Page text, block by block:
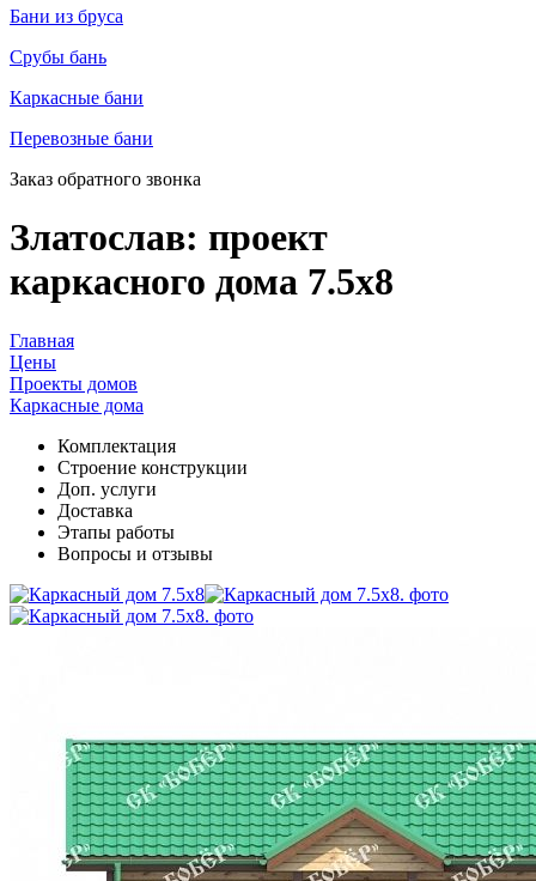
Бани из бруса
Срубы бань
Каркасные бани
Перевозные бани
Заказ обратного звонка
Златослав: проект
каркасного дома 7.5х8
Главная
Цены
Проекты домов
Каркасные дома
Комплектация
Cтроение конструкции
Доп. услуги
Доставка
Этапы работы
Вопросы и отзывы